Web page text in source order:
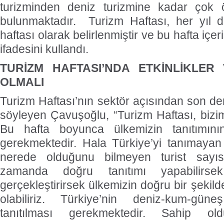
turizminden deniz turizmine kadar çok
bulunmaktadır. Turizm Haftası, her yıl
haftası olarak belirlenmiştir ve bu hafta
ifadesini kullandı.
TURİZM HAFTASI’NDA
OLMALI
Turizm Haftası’nın sektör açısından son
söyleyen Çavuşoğlu, “Turizm Haftası,
Bu hafta boyunca ülkemizin
gerekmektedir. Hala Türkiye’yi
nerede olduğunu bilmeyen turist
zamanda doğru tanıtımı
gerçekleştirirsek ülkemizin doğru bir
olabiliriz. Türkiye’nin deniz-kum-
tanıtılması gerekmektedir. Sahip